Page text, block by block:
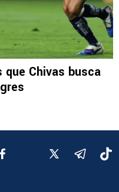
que Chivas busca